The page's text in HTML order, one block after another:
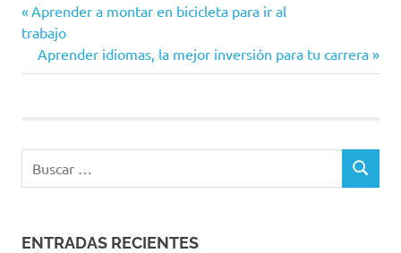
Navegación
de
Entrada
anterior:
Aprender a montar en bicicleta para ir al
trabajo
Siguiente
entrada:
Aprender idiomas, la mejor inversión para tu carrera
ENTRADAS RECIENTES